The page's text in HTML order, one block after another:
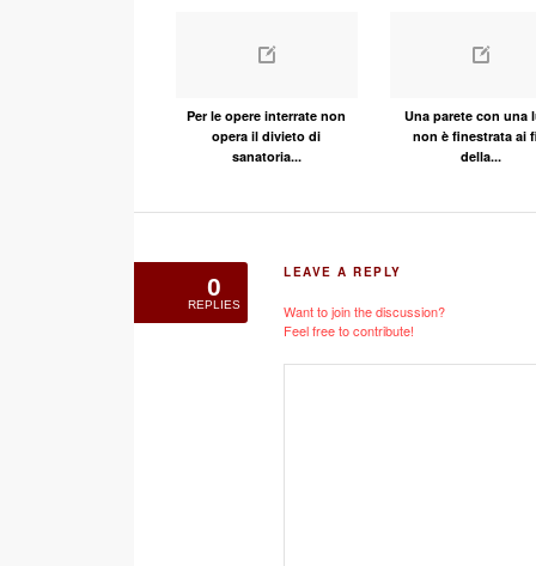
Per le opere interrate non
opera il divieto di
sanatoria...
Una parete con una
non è finestrata ai
della...
0
REPLIES
LEAVE A REPLY
Want to join the discussion?
Feel free to contribute!